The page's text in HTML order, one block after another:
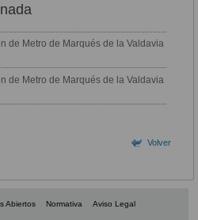
de Metro de Marqués de la Valdavia
de Metro de Marqués de la Valdavia
Volver
Abiertos Normativa Aviso Legal